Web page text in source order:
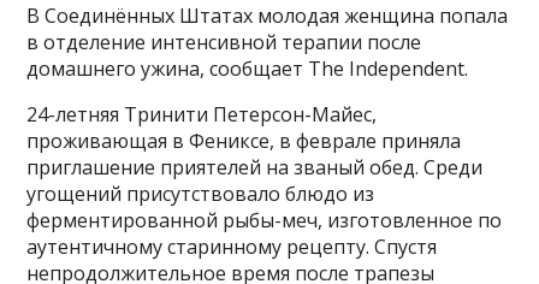
В Соединённых Штатах молодая женщина попала
в отделение интенсивной терапии после
домашнего ужина, сообщает The Independent.
24-летняя Тринити Петерсон-Майес,
проживающая в Фениксе, в феврале приняла
приглашение приятелей на званый обед. Среди
угощений присутствовало блюдо из
ферментированной рыбы-меч, изготовленное по
аутентичному старинному рецепту. Спустя
непродолжительное время после трапезы